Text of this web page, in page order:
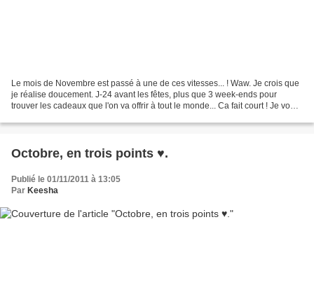
Le mois de Novembre est passé à une de ces vitesses... ! Waw. Je crois que
je réalise doucement. J-24 avant les fêtes, plus que 3 week-ends pour
trouver les cadeaux que l'on va offrir à tout le monde... Ca fait court ! Je vous
Octobre, en trois points ♥.
Publié le 01/11/2011 à 13:05
Par Keesha